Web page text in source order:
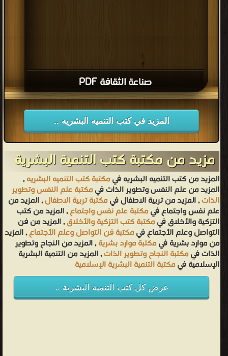
صناعة الثقافة PDF
المزيد في كتب التنميه البشريه ..
مزيد من مكتبة كتب التنمية البشرية
المزيد من كتب التنميه البشريه فيمكتبة كتب التنميه البشريه,
المزيد من علم النفس وتطوير الذات فيمكتبة علم النفس وتطوير
الذات, المزيد من تربية الاطفال فيمكتبة تربية الاطفال, المزيد من
علم نفس واجتماع فيمكتبة علم نفس واجتماع, المزيد من كتب
التزكية والأخلاق فيمكتبة كتب التزكية والأخلاق, المزيد من فن
التواصل وعلم الأجتماع فيمكتبة فن التواصل وعلم الأجتماع, المزيد
من موارد بشرية فيمكتبة موارد بشرية, المزيد من النجاح وتطوير
الذات فيمكتبة النجاح وتطوير الذات, المزيد من التنمية البشرية
الإسلامية فيمكتبة التنمية البشرية الإسلامية
عرض كل كتب التنمية البشرية ..